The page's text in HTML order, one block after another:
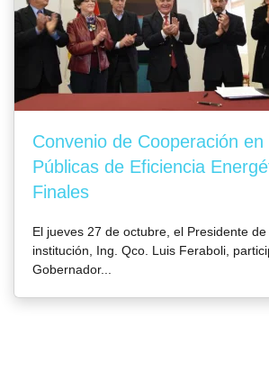
Convenio de Cooperación
Públicas de Eficiencia
Finales
El jueves 27 de octubre, el Presidente
institución, Ing. Qco. Luis Feraboli,
Gobernador...